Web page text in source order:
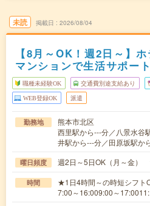
未読 掲載日 2026/08/04
【8月～OK！週2日～】
マンションで生活サポー
職種未経験OK 交通費別途支給あり
WEB登録OK 派遣
勤務地
熊本市北区
西里駅から---分／八景水谷
井駅から---分／田原坂駅か
曜日頻度 週2日～5日OK（月～金
時間
★1日4時間～の時短シフト
7:00～16:009:00～